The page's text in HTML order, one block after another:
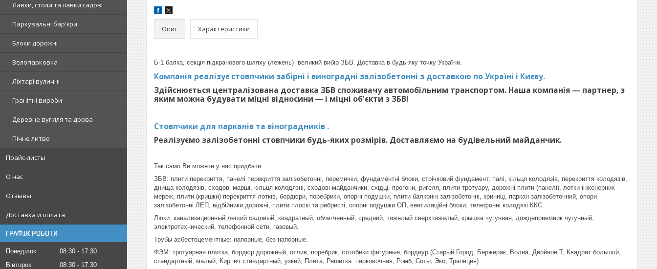
Лавки, столи та лавки садові
Паркувальні бар'єри
Блоки дорожні
Велопарковка
Ліхтарі вуличні
Гранітні вироби
Деревне вугілля та дрова
Пічне литво
Прайс-листы
О нас
Отзывы
Доставка и оплата
ГРАФІК РОБОТИ
Понеділок 08:30
17:30
Вівторок
08:30
17:30
Опис Характеристики
Б-1 балка, секція підкранового шляху (лежень) великий вибір ЗБВ. Доставка в будь-яку точку України.
Компанія реалізує стовпчики забірні і виноградні залізобетонні з доставкою по Україні і Києву.
Здійснюється централізована доставка ЗБВ споживачу автомобільним транспортом. Наша компанія ― партнер, з
яким можна будувати міцні відносини ― і міцні об'єкти з ЗБВ!
Стовпчики для парканів та віноградників .
Реалізуємо залізобетонні стовпчики будь-яких розмірів. Доставляємо на будівельний майданчик.
Так само Ви можете у нас придбати:
ЗБВ: плити перекриття, панелі перекриття залізобетонні, перемички, фундаментні блоки, стрічковий фундамент, палі, кільця колодязів, перекриття колодязів,
днища колодязів, сходові марші, кільця колодязні, сходові майданчики, східці, прогони, ригеля, плити тротуару, дорожні плити (панелі), лотки інженерних
мереж, плити (кришки) перекриття лотків, бордюри, поребрики, опорні подушки, плити балконні залізобетонні, криниці, паркан залізобетонний, опори
залізобетонні ЛЕП, відбійники дорожні, плити плоскі та ребристі, опорні подушки ОП, вентиляційні блоки, телефонні колодязі ККС.
Люки: канализационный легкий садовый, квадратный, облегченный, средний, тяжелый сверхтяжелый, крышка чугунная, дождеприемник чугунный,
электротехнический, телефонной сети, газовый.
Трубы асбестоцементные: напорные, без напорные.
ФЭМ: тротуарная плитка, бордюр дорожный, отлив, поребрик, столбики фигурные, бордиур (Старый Город, Бержерак, Волна, Двойное Т, Квадрат большой,
стандартный, малый, Кирпич стандартный, узкий, Плита, Решетка парковочная, Ромб, Соты, Эко, Трапеция)